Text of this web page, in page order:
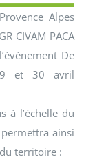
Alpes
CIVAM PACA
De
et 30 avril
à l’échelle du
ainsi
du territoire :